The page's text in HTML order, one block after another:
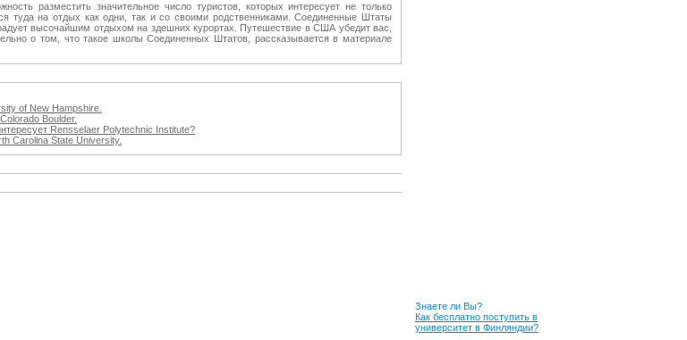
разместить значительное число туристов, которых интересует не только
туда на отдых как одни, так и со своими родственниками. Соединенные Штаты
высочайшим отдыхом на здешних курортах. Путешествие в США убедит вас,
о том, что такое школы Соединенных Штатов, рассказывается в материале
of New Hampshire.
Boulder.
Rensselaer Polytechnic Institute?
Carolina State University.
Знаете ли Вы?
Как бесплатно поступить в
университет в Финляндии?